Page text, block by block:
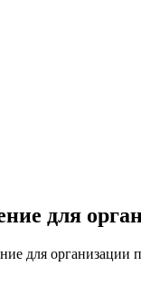
для
для организации